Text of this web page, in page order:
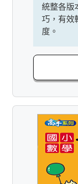
統整各版
巧，有效
度。